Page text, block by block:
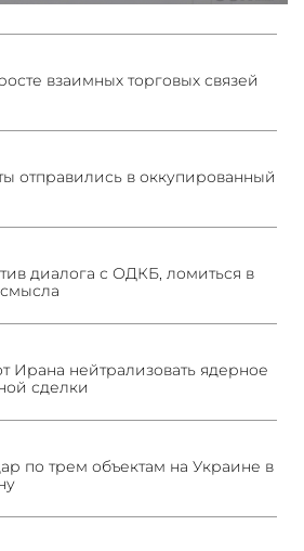
взаимных торговых связей
отправились в оккупированный
диалога с ОДКБ, ломиться в
нейтрализовать ядерное
сделки
по трем объектам на Украине в